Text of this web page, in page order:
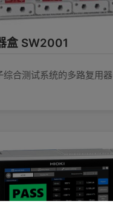
盒 SW2001
综合测试系统的多路复用器